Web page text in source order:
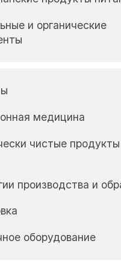
и органические
медицина
чистые продукты
производства и
оборудование